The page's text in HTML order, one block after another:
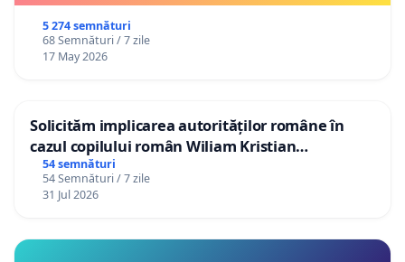
5 274 semnături
68 Semnături / 7 zile
17 May 2026
Solicităm implicarea autorităților române în
cazul copilului român Wiliam Kristian
Gheorghe, aflat în plasament în Danemarca de
12 ani
54 semnături
54 Semnături / 7 zile
31 Jul 2026